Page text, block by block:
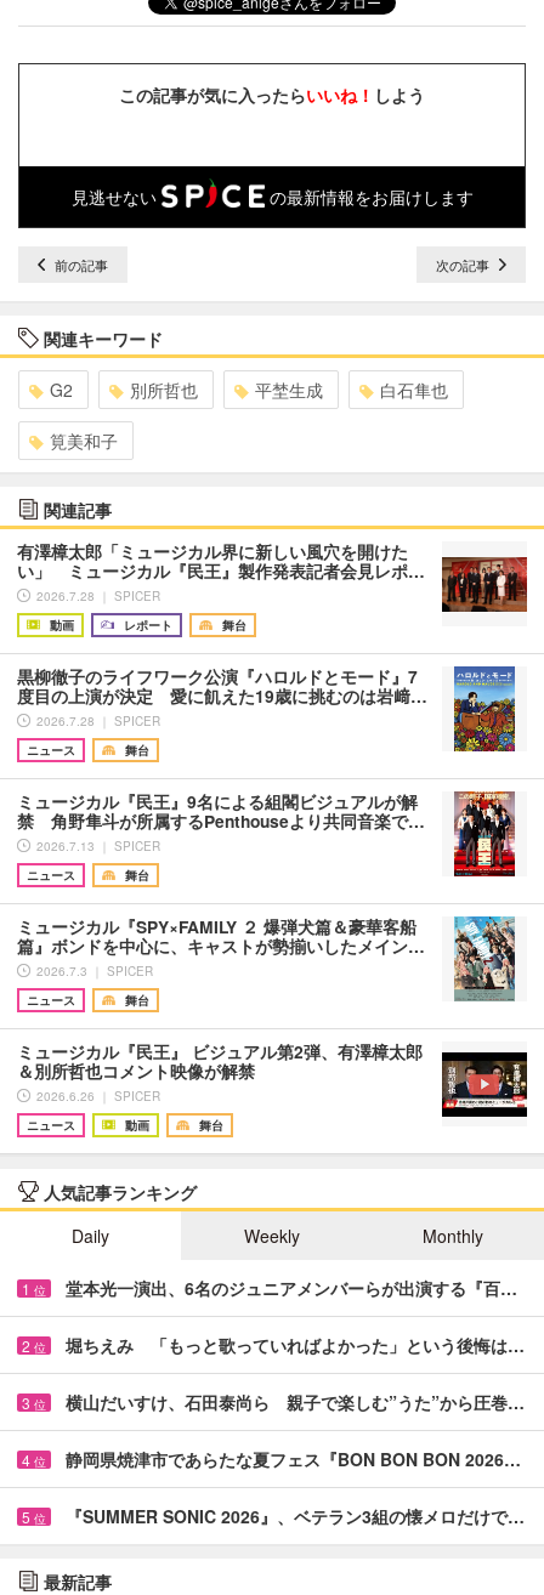
この記事が気に入ったらいいね！ しよう
見逃せない の最新情報をお届けします
前の記事 次の記事
関連キーワード
G2 別所哲也 平埜生成 白石隼也
筧美和子
関連記事
有澤樟太郎「ミュージカル界に新しい風穴を開けた
い」 ミュージカル『民王』製作発表記者会見レポ…
2026.7.28 ｜ SPICER
動画
レポート 舞台
黒柳徹子のライフワーク公演『ハロルドとモード』7
度目の上演が決定 愛に飢えた19歳に挑むのは岩﨑…
2026.7.28 ｜ SPICER
ニュース
舞台
ミュージカル『民王』9名による組閣ビジュアルが解
禁 角野隼斗が所属するPenthouseより共同音楽で…
2026.7.13 ｜ SPICER
ニュース
舞台
ミュージカル『SPY×FAMILY ２ 爆弾犬篇＆豪華客船
篇』ボンドを中心に、キャストが勢揃いしたメイン…
2026.7.3 ｜ SPICER
ニュース
舞台
ミュージカル『民王』 ビジュアル第2弾、有澤樟太郎
＆別所哲也コメント映像が解禁
2026.6.26 ｜ SPICER
ニュース
動画 舞台
人気記事ランキング
Daily
Weekly Monthly
1 位 堂本光一演出、6名のジュニアメンバーらが出演する『百…
2 位 堀ちえみ 「もっと歌っていればよかった」という後悔は…
3 位 横山だいすけ、石田泰尚ら 親子で楽しむ”うた”から圧巻…
4 位 静岡県焼津市であらたな夏フェス『BON BON BON 2026…
5 位 『SUMMER SONIC 2026』、ベテラン3組の懐メロだけで…
最新記事